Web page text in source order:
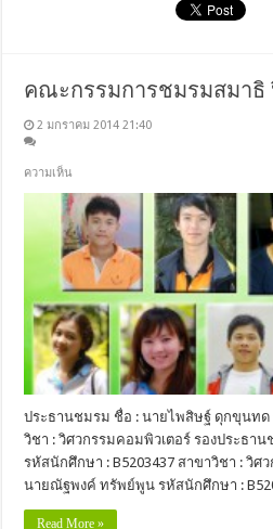
คณะกรรมการชมรมสมาธิ
2 มกราคม 2014 21:40
ความเห็น
ประธานชมรม ชื่อ : นายไพสิษฐ์ ดุกขุนทด
วิชา : วิศวกรรมคอมพิวเตอร์ รองประธา
รหัสนักศึกษา : B5203437 สาขาวิชา : วิศ
นายณัฐพงค์ ทรัพย์พูน รหัสนักศึกษา :
Read More »